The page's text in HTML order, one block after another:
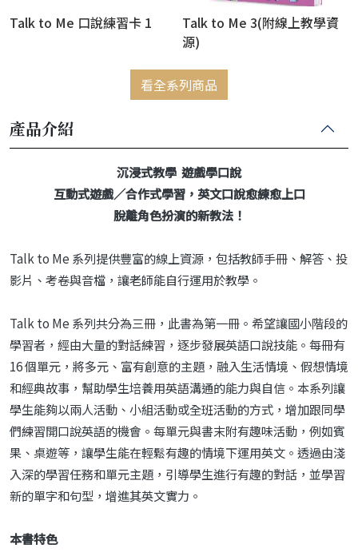
Talk to Me 口說練習卡 1
Talk to Me 3(附線上教學資
源)
看全系列商品
產品介紹
沉浸式教學 遊戲學口說
互動式遊戲／合作式學習，英文口說愈練愈上口
脫離角色扮演的新教法！
Talk to Me 系列提供豐富的線上資源，包括教師手冊、解答、投
影片、考卷與音檔，讓老師能自行運用於教學。
Talk to Me 系列共分為三冊，此書為第一冊。希望讓國小階段的
學習者，經由大量的對話練習，逐步發展英語口說技能。每冊有
16 個單元，將多元、富有創意的主題，融入生活情境、假想情境
和經典故事，幫助學生培養用英語溝通的能力與自信。本系列讓
學生能夠以兩人活動、小組活動或全班活動的方式，增加跟同學
們練習開口說英語的機會。每單元與書末附有趣味活動，例如賓
果、桌遊等，讓學生能在輕鬆有趣的情境下運用英文。透過由淺
入深的學習任務和單元主題，引導學生進行有趣的對話，並學習
新的單字和句型，增進其英文實力。
本書特色